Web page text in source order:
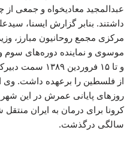
عبدالمجید معادیخواه و جمعی
داشتند. بنابر گزارش ایسنا،
مرکزی مجمع روحانیون مبارز،
موسوی و نماینده دوره‌های
و تا ۱۵ فروردین
روزهای پایانی عمرش در این
سالگی درگذشت.